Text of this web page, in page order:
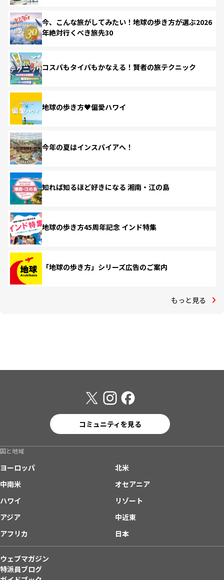
今、こんな旅がしてみたい！地球の歩き方が選ぶ2026
年絶対行くべき旅先30
コスパもタイパもかなえる！賢者の旅テクニック
地球の歩き方♥偏愛ハワイ
今年の夏はインスパイアへ！
知れば知るほど好きになる 湘南・江の島
地球の歩き方45周年記念 インド特集
「地球の歩き方」シリーズ広告のご案内
もっと見る
コミュニティを見る
国と地域
ヨーロッパ
北米
中南米
オセアニア
ハワイ
リゾート
アジア
中近東
アフリカ
日本
ウェブマガジン
特派員ブログ